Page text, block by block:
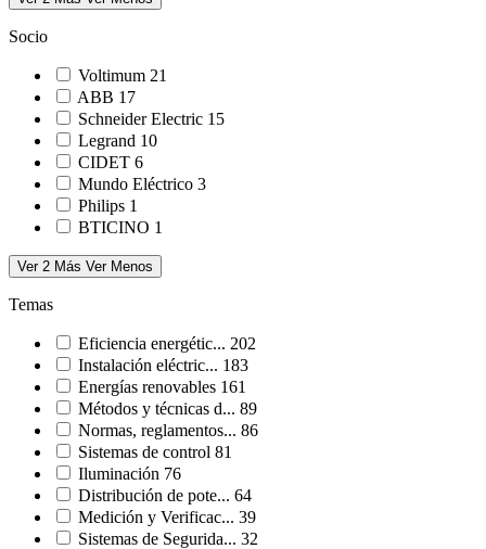
Socio
Voltimum 21
ABB 17
Schneider Electric 15
Legrand 10
CIDET 6
Mundo Eléctrico 3
Philips 1
BTICINO 1
Ver 2 Más Ver Menos
Temas
Eficiencia energétic... 202
Instalación eléctric... 183
Energías renovables 161
Métodos y técnicas d... 89
Normas, reglamentos... 86
Sistemas de control 81
Iluminación 76
Distribución de pote... 64
Medición y Verificac... 39
Sistemas de Segurida... 32